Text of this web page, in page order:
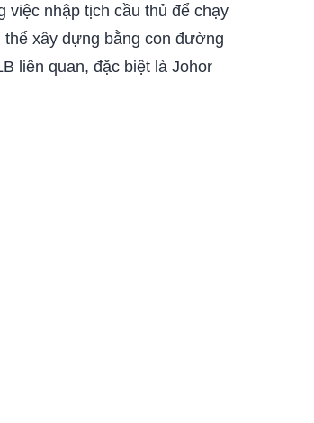
việc nhập tịch cầu thủ để chạy
thể xây dựng bằng con đường
liên quan, đặc biệt là Johor